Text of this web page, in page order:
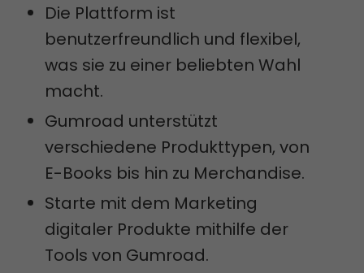
Die Plattform ist
benutzerfreundlich und flexibel,
was sie zu einer beliebten Wahl
macht.
Gumroad unterstützt
verschiedene Produkttypen, von
E-Books bis hin zu Merchandise.
Starte mit dem Marketing
digitaler Produkte mithilfe der
Tools von Gumroad.